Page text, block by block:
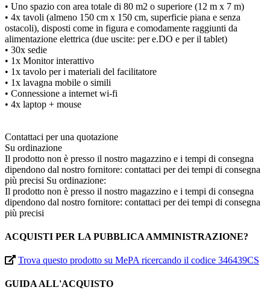
• Uno spazio con area totale di 80 m2 o superiore (12 m x 7 m)
• 4x tavoli (almeno 150 cm x 150 cm, superficie piana e senza
ostacoli), disposti come in figura e comodamente raggiunti da
alimentazione elettrica (due uscite: per e.DO e per il tablet)
• 30x sedie
• 1x Monitor interattivo
• 1x tavolo per i materiali del facilitatore
• 1x lavagna mobile o simili
• Connessione a internet wi-fi
• 4x laptop + mouse
Contattaci per una quotazione
Su ordinazione
Il prodotto non è presso il nostro magazzino e i tempi di consegna
dipendono dal nostro fornitore: contattaci per dei tempi di consegna
più precisi Su ordinazione:
Il prodotto non è presso il nostro magazzino e i tempi di consegna
dipendono dal nostro fornitore: contattaci per dei tempi di consegna
più precisi
ACQUISTI PER LA PUBBLICA AMMINISTRAZIONE?
Trova questo prodotto su MePA ricercando il codice 346439CS
GUIDA ALL'ACQUISTO